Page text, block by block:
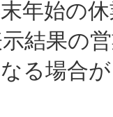
年始の
結果の
場合が